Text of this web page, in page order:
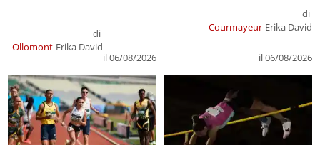
Ollomont
di
Erika David
il 06/08/2026
Courmayeur
di
Erika David
il 06/08/2026